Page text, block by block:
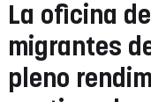
La oficina
migrantes
pleno